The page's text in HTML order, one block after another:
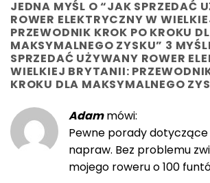
JEDNA MYŚL O “JAK SPRZEDAĆ
ROWER ELEKTRYCZNY W
PRZEWODNIK KROK PO KROKU
MAKSYMALNEGO ZYSKU” 3
SPRZEDAĆ UŻYWANY ROWER
WIELKIEJ BRYTANII:
KROKU DLA MAKSYMALNEGO
Adam mówi:
Pewne porady dotyczące
napraw. Bez problemu
mojego roweru o 100